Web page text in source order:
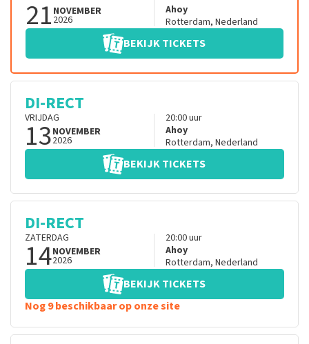
21 NOVEMBER
2026
Ahoy
Rotterdam, Nederland
BEKIJK TICKETS
DI-RECT
VRIJDAG
13NOVEMBER
2026
20:00uur
Ahoy
Rotterdam, Nederland
BEKIJK TICKETS
DI-RECT
ZATERDAG
14NOVEMBER
2026
20:00uur
Ahoy
Rotterdam, Nederland
BEKIJK TICKETS
Nog 9 beschikbaar op onze site